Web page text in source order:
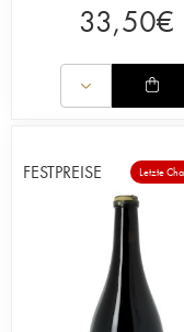
33,50€
FESTPREISE Letzte